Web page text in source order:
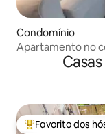
Condomínio
Apartamento no
Favoritos dos
Favorito dos